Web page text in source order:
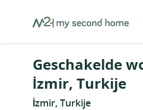
MySecondHome
Geschakelde
İzmir, Turkije
İzmir, Turkije